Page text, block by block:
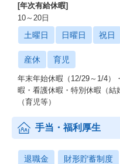
[年次有給休暇]
10～20日
土曜日 日曜日 祝日
産休 育児
年末年始休暇（12/29～1/4）
暇・看護休暇・特別休暇（
（育児等）
手当・福利厚生
退職金 財形貯蓄制度